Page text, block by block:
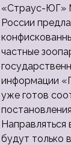
«Страус-ЮГ»
России
частные
информации
уже готов
Направляться
будут только